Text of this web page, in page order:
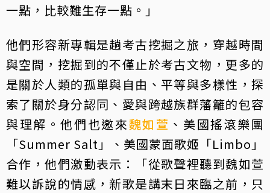
一點，比較難生存一點。」
他們形容新專輯是趟考古挖掘之旅，穿越時間
與空間，挖掘到的不僅止於考古文物，更多的
是關於人類的孤單與自由、平等與多樣性，探
索了關於身分認同、愛與跨越族群藩籬的包容
與理解。他們也邀來魏如萱 、美國搖滾樂團
「Summer Salt」、美國蒙面歌姬「Limbo」
合作，他們激動表示：「從歌聲裡聽到魏如萱
難以訴說的情感，新歌是講末日來臨之前，只